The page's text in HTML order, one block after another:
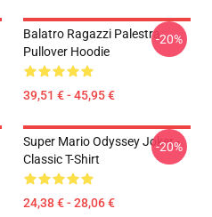
Balatro Ragazzi Palestra
Pullover Hoodie
39,51 € - 45,95 €
-20%
Super Mario Odyssey Joker -
Classic T-Shirt
24,38 € - 28,06 €
-20%